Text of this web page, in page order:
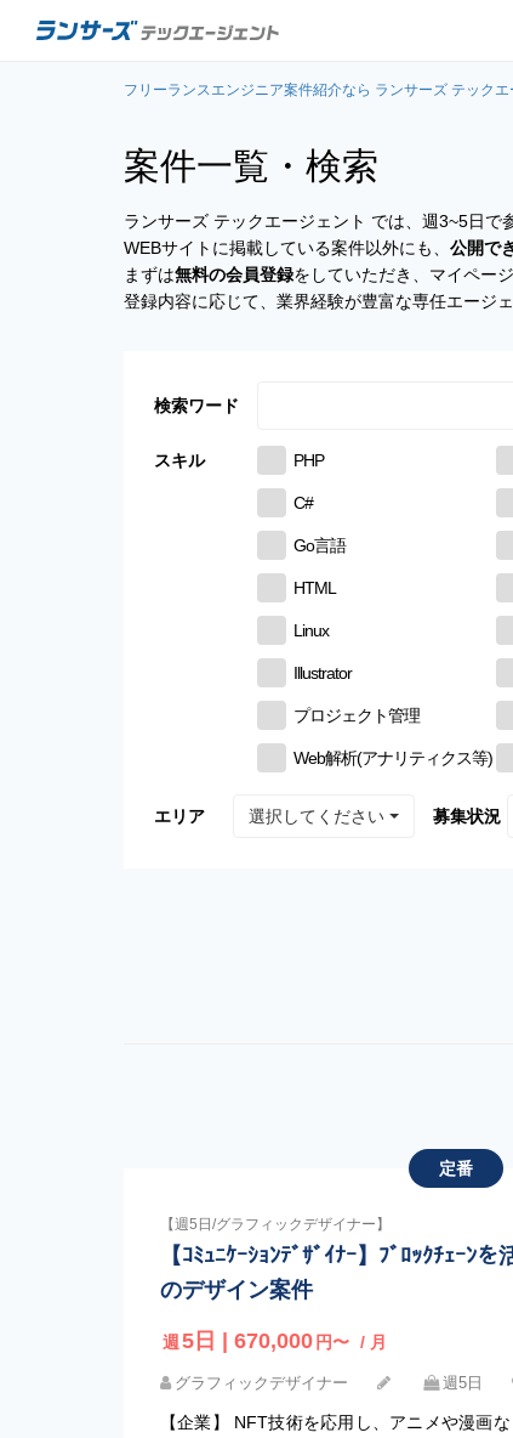
フリーランスエンジニア案件紹介なら ランサーズ テックエ
案件一覧・検索
ランサーズ テックエージェント では、週3~5日で
WEBサイトに掲載している案件以外にも、 公開で
まずは無料の会員登録をしていただき、マイペー
登録内容に応じて、業界経験が豊富な専任エージェ
検索ワード
スキル PHP
C#
Go言語
HTML
Linux
Illustrator
プロジェクト管理
Web解析(アナリティクス等)
エリア 選択してください 募集状況
定番
【週5日/グラフィックデザイナー】
【ｺﾐｭﾆｹｰｼｮﾝﾃﾞｻﾞｲﾅｰ】ﾌﾞﾛｯｸﾁｪｰﾝ
のデザイン案件
週 5日 | 670,000 円〜 / 月
グラフィックデザイナー 週5日
【企業】 NFT技術を応用し、アニメや漫画